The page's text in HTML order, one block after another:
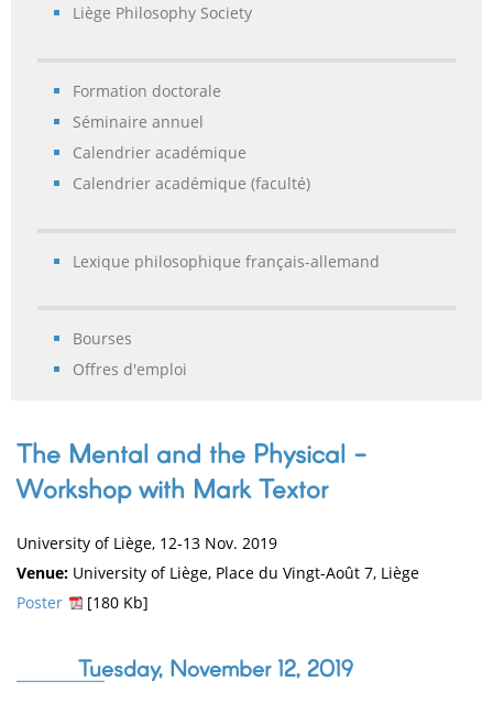
Liège Philosophy Society
Formation doctorale
Séminaire annuel
Calendrier académique
Calendrier académique (faculté)
Lexique philosophique français-allemand
Bourses
Offres d'emploi
The Mental and the Physical -
Workshop with Mark Textor
University of Liège, 12-13 Nov. 2019
Venue: University of Liège, Place du Vingt-Août 7, Liège
Poster
[180 Kb]
Tuesday, November 12, 2019